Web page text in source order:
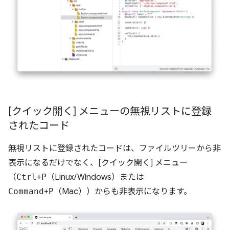
[クイック開く] メニューの無視リストに登録
されたコード
無視リストに登録されたコードは、ファイルツリーから非
表示になるだけでなく、[クイック開く] メニュー
（Ctrl +P （Linux/Windows） または
Command+P （Mac） ）からも非表示になります。